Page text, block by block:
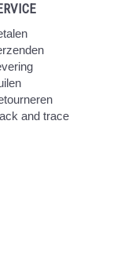
and trace